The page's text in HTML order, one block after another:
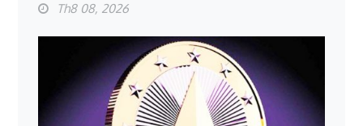
Th8 08, 2026